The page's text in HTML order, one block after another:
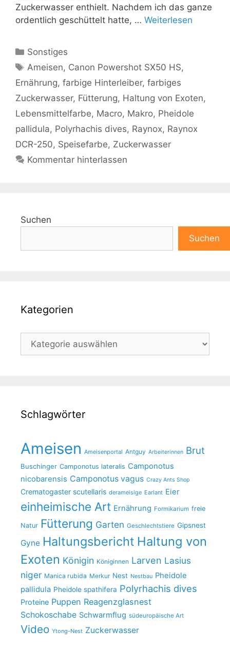
Zuckerwasser enthielt. Nachdem ich das ganze
ordentlich geschüttelt hatte, … Weiterlesen
Kategorien
Sonstiges
Schlagwörter
Ameisen, Canon Powershot SX50 HS,
Ernährung, farbige Hinterleiber, farbiges
Zuckerwasser, Fütterung, Haltung von Exoten,
Lebensmittelfarbe, Macro, Makro, Pheidole
pallidula, Polyrhachis dives, Raynox, Raynox
DCR-250, Speisefarbe, Zuckerwasser
Kommentar hinterlassen
Suchen
Suchen
Kategorien
Kategorien
Schlagwörter
Ameisen Ameisenportal Antguy Arbeiterinnen Brut
Buschinger Camponotus lateralis Camponotus
nicobarensis Camponotus vagus Crazy Ants Shop
Crematogaster scutellaris derameisige Earlant Eier
einheimische Art Ernährung Formikarium freie
Natur Fütterung Garten Geschlechtstiere Gipsnest
Gyne Haltungsbericht Haltung von
Exoten Königin Königinnen Larven Lasius
niger Manica rubida Merkur Nest Nestbau Pheidole
pallidula Pheidole spathifera Polyrhachis dives
Proteine Puppen Reagenzglasnest
Schokoschabe Schwarmflug südeuropäische Art
Video Ytong-Nest Zuckerwasser